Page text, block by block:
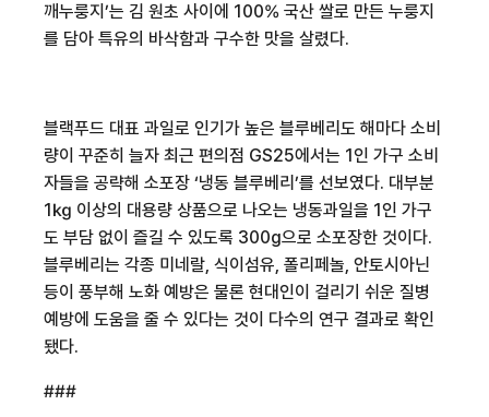
깨누룽지’는 김 원초 사이에 100% 국산 쌀로 만든 누룽지
를 담아 특유의 바삭함과 구수한 맛을 살렸다.
블랙푸드 대표 과일로 인기가 높은 블루베리도 해마다 소비
량이 꾸준히 늘자 최근 편의점 GS25에서는 1인 가구 소비
자들을 공략해 소포장 ‘냉동 블루베리’를 선보였다. 대부분
1㎏ 이상의 대용량 상품으로 나오는 냉동과일을 1인 가구
도 부담 없이 즐길 수 있도록 300g으로 소포장한 것이다.
블루베리는 각종 미네랄, 식이섬유, 폴리페놀, 안토시아닌
등이 풍부해 노화 예방은 물론 현대인이 걸리기 쉬운 질병
예방에 도움을 줄 수 있다는 것이 다수의 연구 결과로 확인
됐다.
###